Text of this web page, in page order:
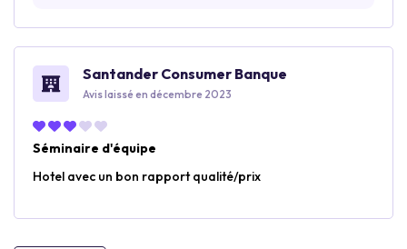
Santander Consumer Banque
Avis laissé en décembre 2023
Séminaire d'équipe
Hotel avec un bon rapport qualité/prix